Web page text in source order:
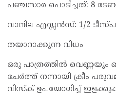
പഞ്ചസാര പൊടിച്ചത്: 8
വാനില എസ്സൻസ്: 1/2
തയാറാക്കുന്ന വിധം
ഒരു പാത്രത്തിൽ വെണ്ണയും
ചേർത്ത് നന്നായി ക്രീം
വിസ്ക് ഉപയോഗിച്ച്